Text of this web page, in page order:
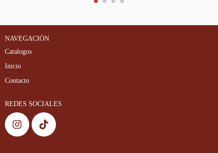
NAVEGACIÓN
Catalogos
Inicio
Contacto
REDES SOCIALES